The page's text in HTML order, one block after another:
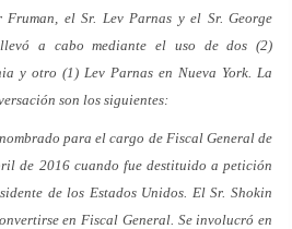
el Sr. Lev Parnas y el Sr. George
a cabo mediante el uso de dos (2)
y otro (1) Lev Parnas en Nueva York. La
son los siguientes:
para el cargo de Fiscal General de
de 2016 cuando fue destituido a petición
de los Estados Unidos. El Sr. Shokin
en Fiscal General. Se involucró en